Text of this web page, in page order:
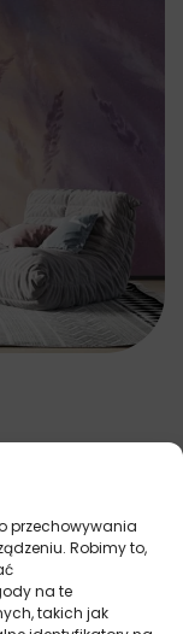
przechowywania
Robimy to,
na te
takich jak